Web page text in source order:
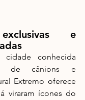
e
cidade conhecida
de cânions e
Extremo oferece
viraram ícones do